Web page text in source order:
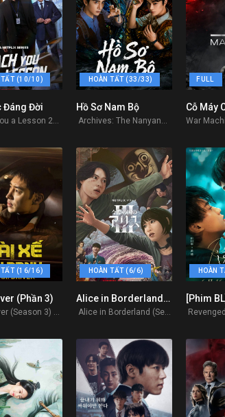
TẤT (10/10)
Đáng Đời
HOÀN TẤT (33/33)
Hồ Sơ Nam Bộ
FULL
War
TẤT (16/16)
8.2
(Phần 3)
Taxi Driver (Season 3) 2025
HOÀN TẤT (6/6)
8.2Alice in Borderland (Phần 3)
Alice in Borderland (Season 3) 2025
HOÀN